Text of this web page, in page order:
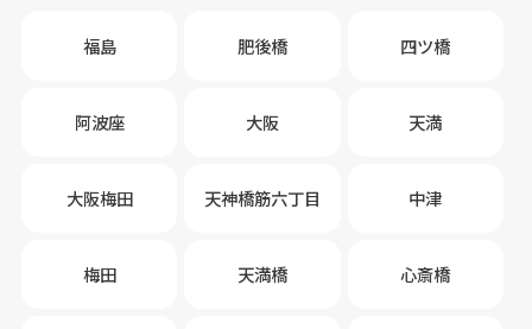
福島 肥後橋 四ツ橋
阿波座 大阪 天満
大阪梅田 天神橋筋六丁目 中津
梅田 天満橋 心斎橋